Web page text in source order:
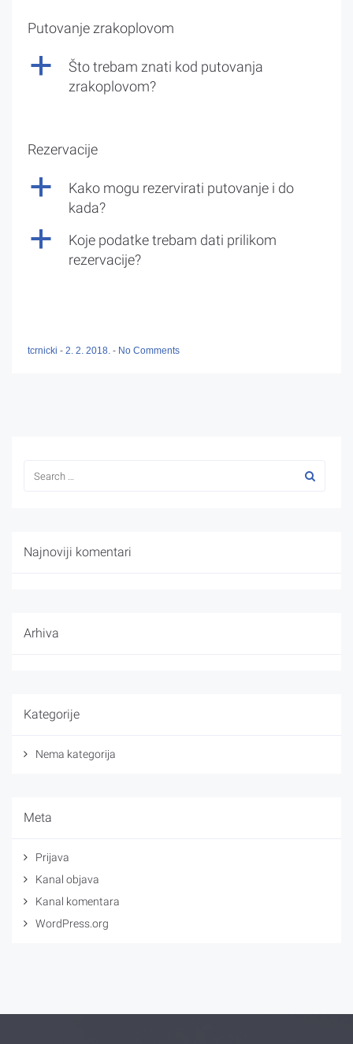
Putovanje zrakoplovom
a
Što trebam znati kod putovanja
zrakoplovom?
Rezervacije
a
Kako mogu rezervirati putovanje i do
kada?
a
Koje podatke trebam dati prilikom
rezervacije?
tcrnicki - 2. 2. 2018. - No Comments
Najnoviji komentari
Arhiva
Kategorije
Nema kategorija
Meta
Prijava
Kanal objava
Kanal komentara
WordPress.org